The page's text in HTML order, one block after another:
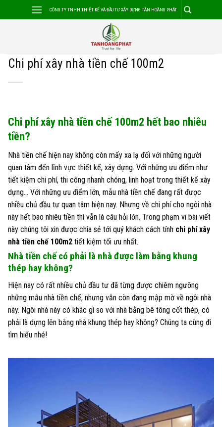
to
CÔNG TY TNHH THIẾT KẾ VÀ ĐẦU TƯ XÂY DỰNG TÂN HOÀNG PHÁT
Chi phí xây nhà tiền chế 100m2
Chi phí xây nhà tiền chế 100m2 hết bao nhiêu
tiền?
Nhà tiền chế hiện nay không còn mấy xa lạ đối với những người
quan tâm đến lĩnh vực thiết kế, xây dựng. Với những ưu điểm như
tiết kiệm chi phí, thi công nhanh chóng, linh hoạt trong thiết kế xây
dựng… Với những ưu điểm lớn, mẫu nhà tiền chế đang rất được
nhiều chủ đầu tư quan tâm hiện nay. Nhưng về chi phí cho ngôi nhà
này hết bao nhiêu tiền thì vẫn là câu hỏi lớn. Trong phạm vi bài viết
này chúng tôi xin được chia sẻ tới quý khách cách tính chi phí xây
nhà tiền chế 100m2 tiết kiệm tối ưu nhất.
Nhà tiền chế có phải là nhà được làm bằng khung
thép hay không?
Hiện nay có rất nhiều chủ đầu tư đã từng được chiêm ngưỡng
những mẫu nhà tiền chế, nhưng vẫn còn đang mập mờ về ngôi nhà
này. Ngôi nhà này có khác gì so với nhà bằng bê tông cốt thép, có
phải là dựng lên bằng nhà khung thép hay không? Chúng ta cùng đi
tìm hiểu nhé!